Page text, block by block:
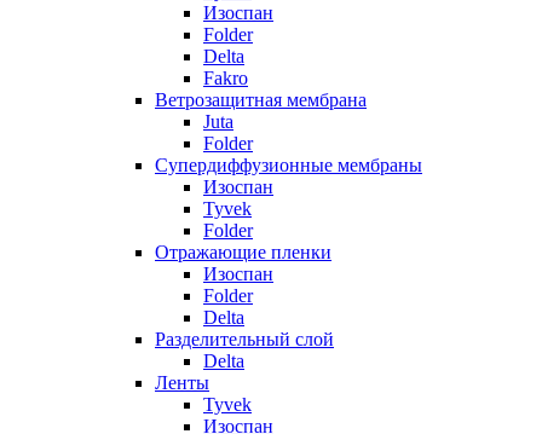
Изоспан
Folder
Delta
Fakro
Ветрозащитная мембрана
Juta
Folder
Супердиффузионные мембраны
Изоспан
Tyvek
Folder
Отражающие пленки
Изоспан
Folder
Delta
Разделительный слой
Delta
Ленты
Tyvek
Изоспан